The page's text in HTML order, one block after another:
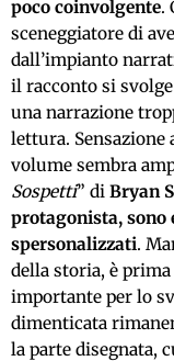
poco coinvolgente.
sceneggiatore di
dall’impianto
il racconto si
una narrazione
lettura.
volume sembra
Sospetti” di Bryan
protagonista, sono
spersonalizzati.
della storia, è
importante per lo
dimenticata
la parte disegnata,